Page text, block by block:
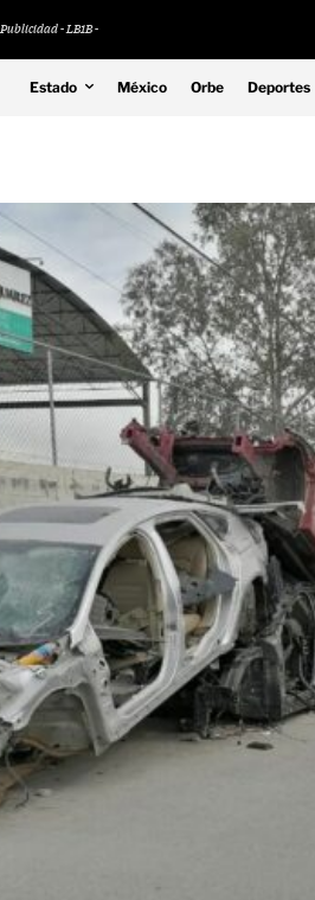
Publicidad - LB1B -
Estado México Orbe Deportes